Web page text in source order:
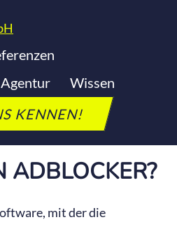
Agentur
Wissen
KENNEN!
September 2025
ADBLOCKER?
mit der die